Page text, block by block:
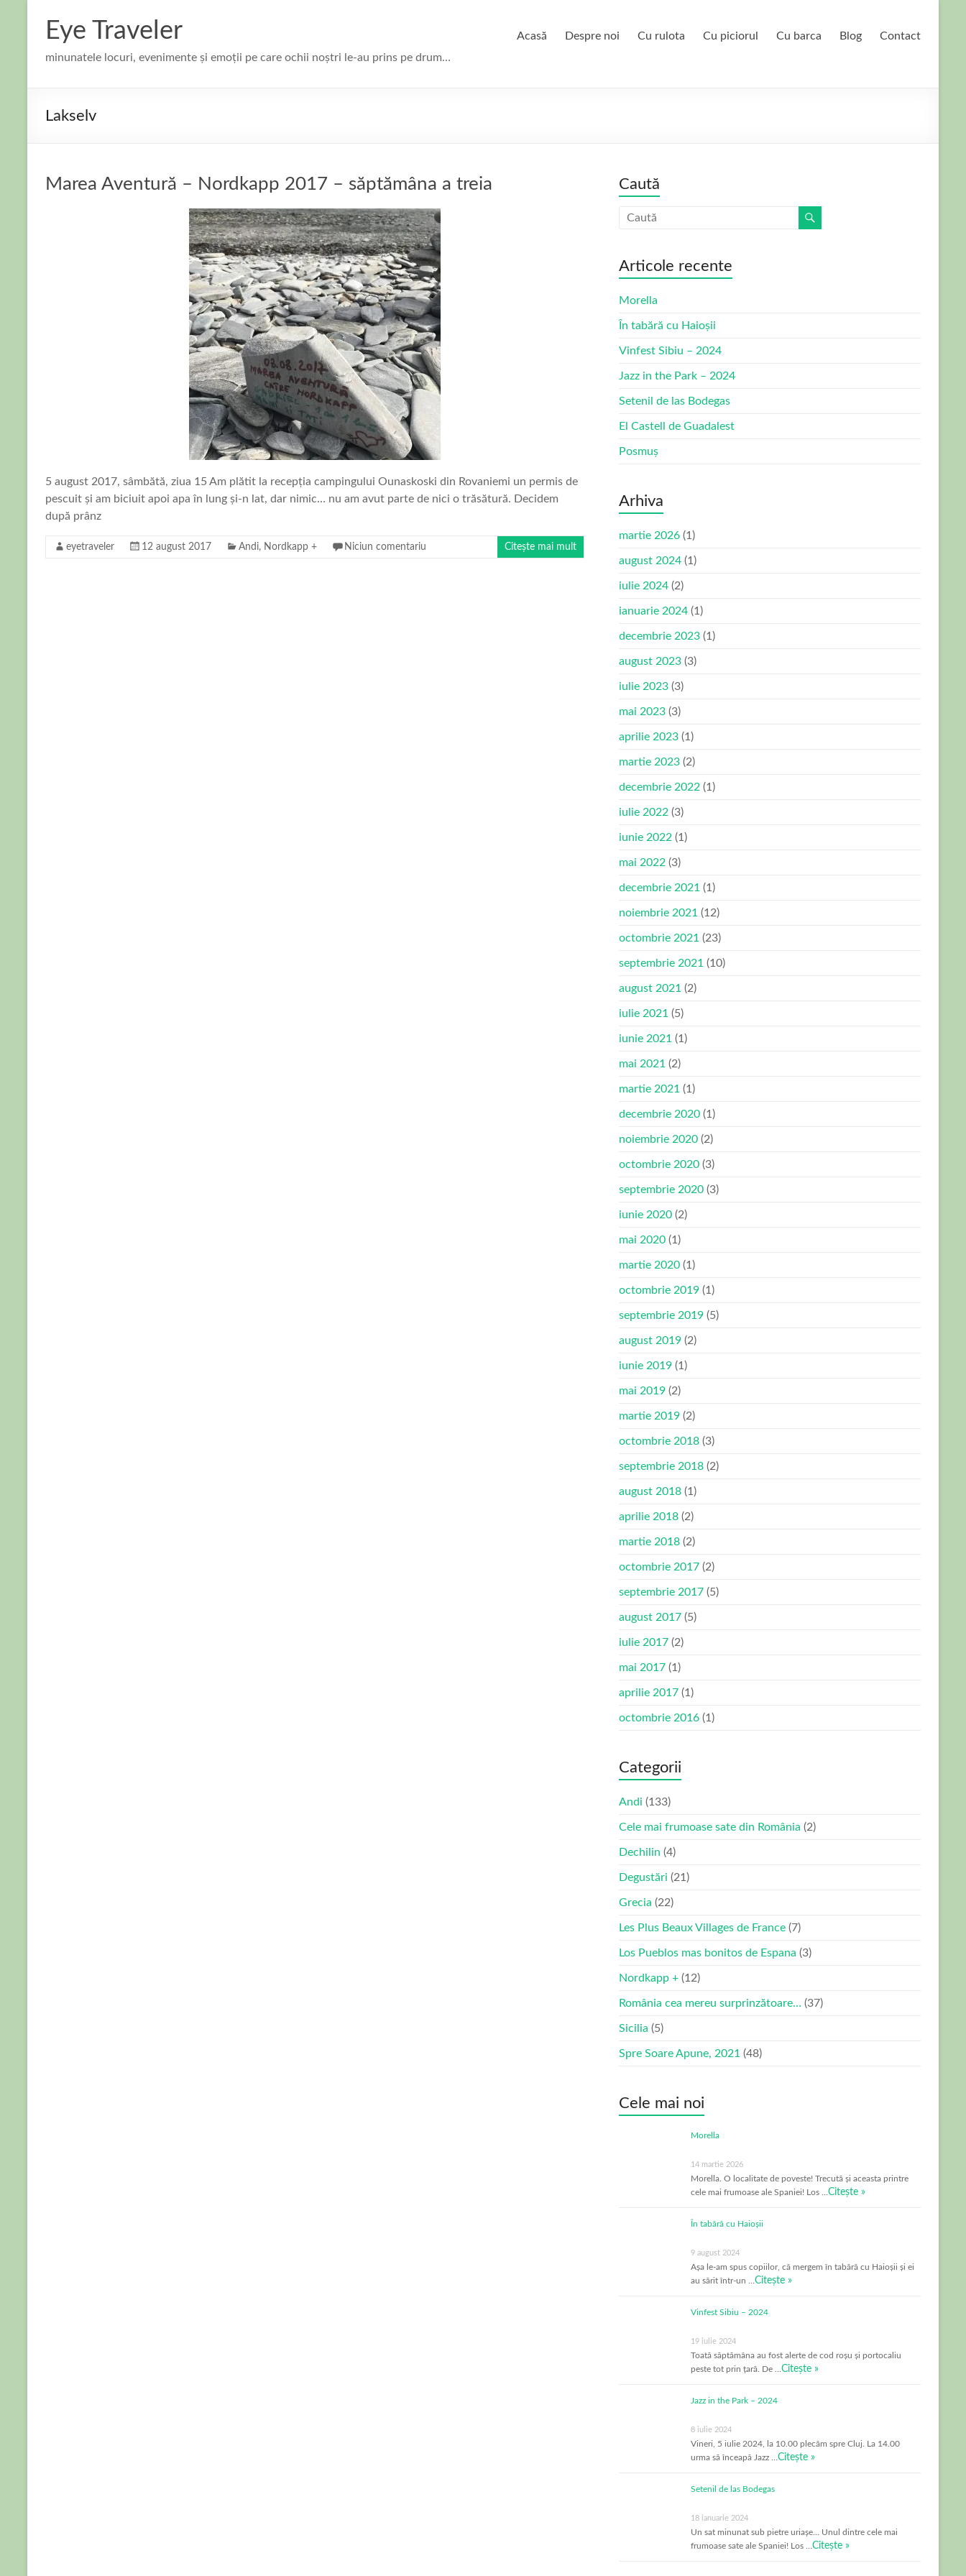
contentEye Traveler
minunatele locuri, evenimente și emoții pe care ochii noștri le-au prins pe drum…
Acasă Despre noi Cu rulota Cu piciorul Cu barca Blog Contact
Lakselv
Marea Aventură – Nordkapp 2017 – săptămâna a treia
5 august 2017, sâmbătă, ziua 15 Am plătit la recepția campingului Ounaskoski din Rovaniemi un permis de
pescuit și am biciuit apoi apa în lung și-n lat, dar nimic… nu am avut parte de nici o trăsătură. Decidem
după prânz
eyetraveler 12 august 2017 Andi, Nordkapp + Niciun comentariu Citește mai mult
Caută
Articole recente
Morella
În tabără cu Haioșii
Vinfest Sibiu – 2024
Jazz in the Park – 2024
Setenil de las Bodegas
El Castell de Guadalest
Posmuș
Arhiva
martie 2026 (1)
august 2024 (1)
iulie 2024 (2)
ianuarie 2024 (1)
decembrie 2023 (1)
august 2023 (3)
iulie 2023 (3)
mai 2023 (3)
aprilie 2023 (1)
martie 2023 (2)
decembrie 2022 (1)
iulie 2022 (3)
iunie 2022 (1)
mai 2022 (3)
decembrie 2021 (1)
noiembrie 2021 (12)
octombrie 2021 (23)
septembrie 2021 (10)
august 2021 (2)
iulie 2021 (5)
iunie 2021 (1)
mai 2021 (2)
martie 2021 (1)
decembrie 2020 (1)
noiembrie 2020 (2)
octombrie 2020 (3)
septembrie 2020 (3)
iunie 2020 (2)
mai 2020 (1)
martie 2020 (1)
octombrie 2019 (1)
septembrie 2019 (5)
august 2019 (2)
iunie 2019 (1)
mai 2019 (2)
martie 2019 (2)
octombrie 2018 (3)
septembrie 2018 (2)
august 2018 (1)
aprilie 2018 (2)
martie 2018 (2)
octombrie 2017 (2)
septembrie 2017 (5)
august 2017 (5)
iulie 2017 (2)
mai 2017 (1)
aprilie 2017 (1)
octombrie 2016 (1)
Categorii
Andi (133)
Cele mai frumoase sate din România (2)
Dechilin (4)
Degustări (21)
Grecia (22)
Les Plus Beaux Villages de France (7)
Los Pueblos mas bonitos de Espana (3)
Nordkapp + (12)
România cea mereu surprinzătoare… (37)
Sicilia (5)
Spre Soare Apune, 2021 (48)
Cele mai noi
Morella
14 martie 2026
Morella. O localitate de poveste! Trecută și aceasta printre
cele mai frumoase ale Spaniei! Los … Citește »
În tabără cu Haioșii
9 august 2024
Așa le-am spus copiilor, că mergem în tabără cu Haioșii și ei
au sărit într-un … Citește »
Vinfest Sibiu – 2024
19 iulie 2024
Toată săptămâna au fost alerte de cod roșu și portocaliu
peste tot prin țară. De … Citește »
Jazz in the Park – 2024
8 iulie 2024
Vineri, 5 iulie 2024, la 10.00 plecăm spre Cluj. La 14.00
urma să înceapă Jazz … Citește »
Setenil de las Bodegas
18 ianuarie 2024
Un sat minunat sub pietre uriașe… Unul dintre cele mai
frumoase sate ale Spaniei! Los … Citește »